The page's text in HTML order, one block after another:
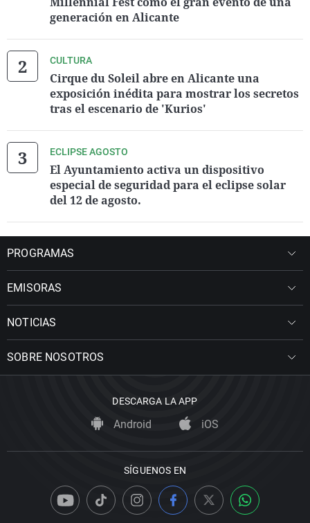
generación en Alicante
CULTURA
Cirque du Soleil abre en Alicante una
exposición inédita para mostrar los secretos
tras el escenario de 'Kurios'
ECLIPSE AGOSTO
El Ayuntamiento activa un dispositivo
especial de seguridad para el eclipse solar
del 12 de agosto.
PROGRAMAS
EMISORAS
NOTICIAS
SOBRE NOSOTROS
DESCARGA LA APP
Android iOS
SÍGUENOS EN